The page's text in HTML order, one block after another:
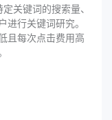
关键词的搜索量、
行关键词研究。
且每次点击费用高